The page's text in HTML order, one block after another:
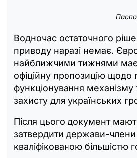
Водночас остаточного
приводу наразі немає.
найближчими тижнями має
офіційну пропозицію щодо
функціонування механізму
захисту для українських
Після цього документ
затвердити держави-
кваліфікованою більшістю